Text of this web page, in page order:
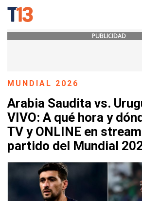
PUBLICIDAD
MUNDIAL 2026
Arabia Saudita vs.
VIVO: A qué hora y
TV y ONLINE en
partido del Mundial